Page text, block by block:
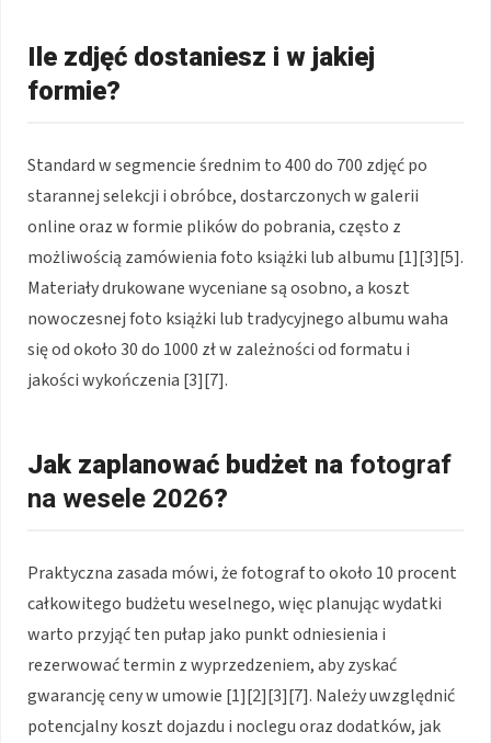
Ile zdjęć dostaniesz i w jakiej
formie?
Standard w segmencie średnim to 400 do 700 zdjęć po
starannej selekcji i obróbce, dostarczonych w galerii
online oraz w formie plików do pobrania, często z
możliwością zamówienia foto książki lub albumu [1][3][5].
Materiały drukowane wyceniane są osobno, a koszt
nowoczesnej foto książki lub tradycyjnego albumu waha
się od około 30 do 1000 zł w zależności od formatu i
jakości wykończenia [3][7].
Jak zaplanować budżet na fotograf
na wesele 2026?
Praktyczna zasada mówi, że fotograf to około 10 procent
całkowitego budżetu weselnego, więc planując wydatki
warto przyjąć ten pułap jako punkt odniesienia i
rezerwować termin z wyprzedzeniem, aby zyskać
gwarancję ceny w umowie [1][2][3][7]. Należy uwzględnić
potencjalny koszt dojazdu i noclegu oraz dodatków, jak